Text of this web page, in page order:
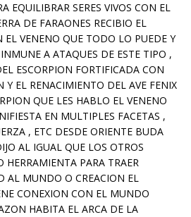
EQUILIBRAR SERES VIVOS CON EL
DE FARAONES RECIBIO EL
EL VENENO QUE TODO LO PUEDE Y
A ATAQUES DE ESTE TIPO ,
ESCORPION FORTIFICADA CON
Y EL RENACIMIENTO DEL AVE FENIX
QUE LES HABLO EL VENENO
EN MULTIPLES FACETAS ,
, ETC DESDE ORIENTE BUDA
AL IGUAL QUE LOS OTROS
HERRAMIENTA PARA TRAER
AL MUNDO O CREACION EL
CONEXION CON EL MUNDO
HABITA EL ARCA DE LA